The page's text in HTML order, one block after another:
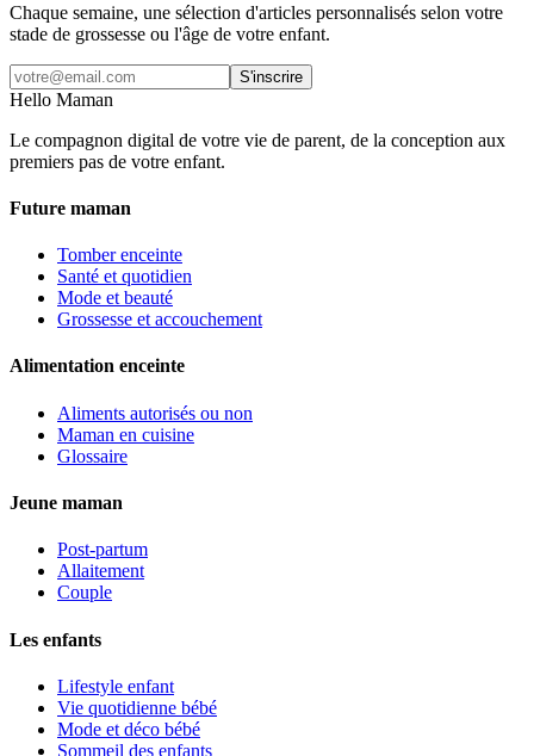
Chaque semaine, une sélection d'articles personnalisés selon votre
stade de grossesse ou l'âge de votre enfant.
S'inscrire
Hello Maman
Le compagnon digital de votre vie de parent, de la conception aux
premiers pas de votre enfant.
Future maman
Tomber enceinte
Santé et quotidien
Mode et beauté
Grossesse et accouchement
Alimentation enceinte
Aliments autorisés ou non
Maman en cuisine
Glossaire
Jeune maman
Post-partum
Allaitement
Couple
Les enfants
Lifestyle enfant
Vie quotidienne bébé
Mode et déco bébé
Sommeil des enfants